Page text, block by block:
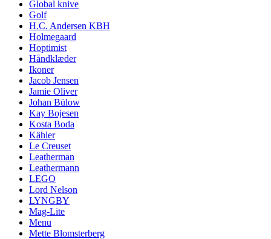
Global knive
Golf
H.C. Andersen KBH
Holmegaard
Hoptimist
Håndklæder
Ikoner
Jacob Jensen
Jamie Oliver
Johan Bülow
Kay Bojesen
Kosta Boda
Kähler
Le Creuset
Leatherman
Leathermann
LEGO
Lord Nelson
LYNGBY
Mag-Lite
Menu
Mette Blomsterberg